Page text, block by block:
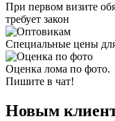
При первом визите
требует закон
Специальные цены
Оценка лома по фото.
Пишите в чат!
Новым